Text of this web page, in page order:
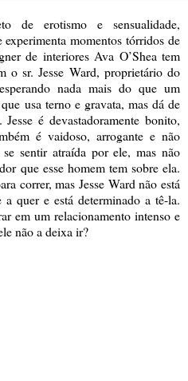
de erotismo e sensualidade,
momentos tórridos de
de interiores Ava O’Shea tem
o sr. Jesse Ward, proprietário do
nada mais do que um
usa terno e gravata, mas dá de
é devastadoramente bonito,
é vaidoso, arrogante e não
sentir atraída por ele, mas não
que esse homem tem sobre ela.
correr, mas Jesse Ward não está
quer e está determinado a tê-la.
em um relacionamento intenso e
não a deixa ir?